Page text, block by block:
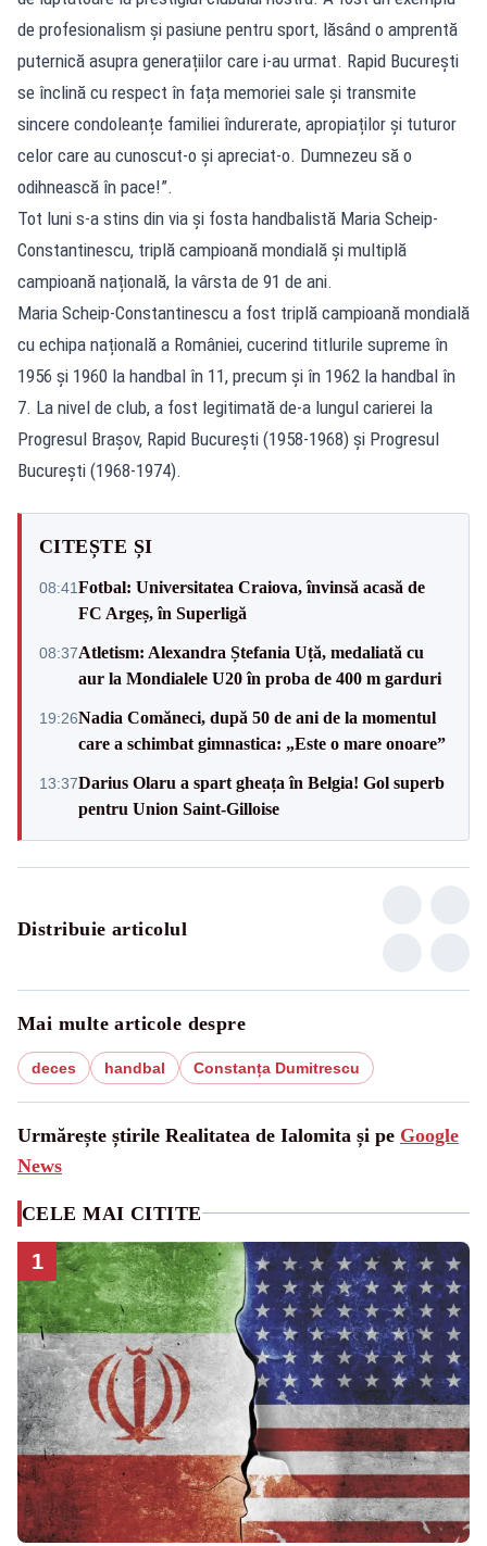
de profesionalism și pasiune pentru sport, lăsând o amprentă
puternică asupra generațiilor care i-au urmat. Rapid București
se înclină cu respect în fața memoriei sale și transmite
sincere condoleanțe familiei îndurerate, apropiaților și tuturor
celor care au cunoscut-o și apreciat-o. Dumnezeu să o
odihnească în pace!”.
Tot luni s-a stins din via și fosta handbalistă Maria Scheip-
Constantinescu, triplă campioană mondială și multiplă
campioană națională, la vârsta de 91 de ani.
Maria Scheip-Constantinescu a fost triplă campioană mondială
cu echipa națională a României, cucerind titlurile supreme în
1956 și 1960 la handbal în 11, precum și în 1962 la handbal în
7. La nivel de club, a fost legitimată de-a lungul carierei la
Progresul Brașov, Rapid București (1958-1968) și Progresul
București (1968-1974).
CITEȘTE ȘI
08:41Fotbal: Universitatea Craiova, învinsă acasă de
FC Argeș, în Superligă
08:37Atletism: Alexandra Ștefania Uță, medaliată cu
aur la Mondialele U20 în proba de 400 m garduri
19:26Nadia Comăneci, după 50 de ani de la momentul
care a schimbat gimnastica: „Este o mare onoare”
13:37Darius Olaru a spart gheața în Belgia! Gol superb
pentru Union Saint-Gilloise
Distribuie articolul
Mai multe articole despre
deces handbal Constanța Dumitrescu
Urmărește știrile Realitatea de Ialomita și pe Google
News
CELE MAI CITITE
1